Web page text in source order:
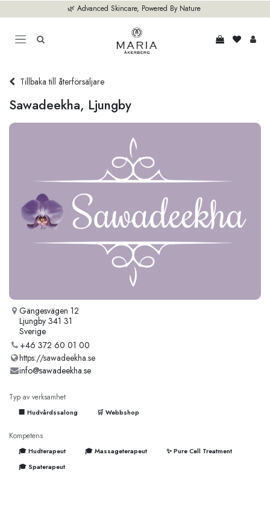
🌿 Advanced Skincare, Powered By Nature
Tillbaka till återförsäljare
Sawadeekha, Ljungby
Gängesvägen 12
Ljungby 341 31
Sverige
+46 372 60 01 00
https://sawadeekha.se
info@sawadeekha.se
Typ av verksamhet
🏢 Hudvårdssalong 🛒 Webbshop
Kompetens
🎓 Hudterapeut 🎓 Massageterapeut
✨ Pure Cell Treatment
🎓 Spaterapeut